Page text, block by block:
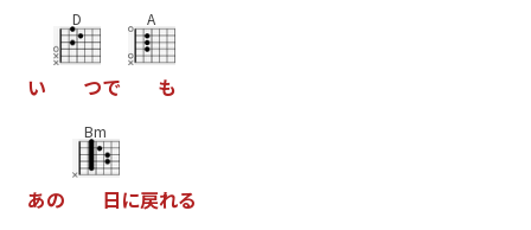
い
D
つで
A
も
あの
Bm
日に戻れる